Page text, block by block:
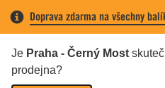
Doprava zdarma na všechny
Je Praha - Černý Most
prodejna?